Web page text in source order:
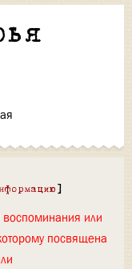
]
воспоминания или
посвящена